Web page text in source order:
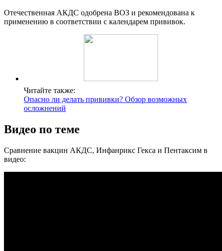
Отечественная АКДС одобрена ВОЗ и рекомендована к
применению в соответствии с календарем прививок.
Читайте также:
Опасно ли делать прививки? Обзор возможных
осложнений
Видео по теме
Сравнение вакцин АКДС, Инфанрикс Гекса и Пентаксим в
видео: